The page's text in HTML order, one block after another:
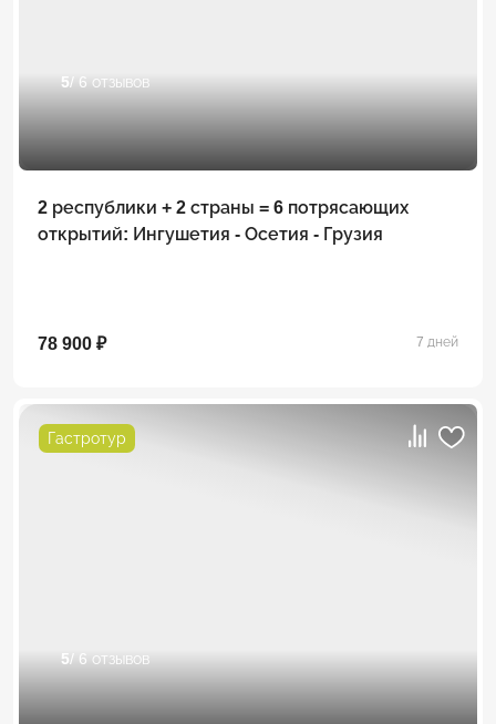
5/ 6 отзывов
2 республики + 2 страны = 6 потрясающих
открытий: Ингушетия - Осетия - Грузия
78 900 ₽ 7 дней
Гастротур
5/ 6 отзывов